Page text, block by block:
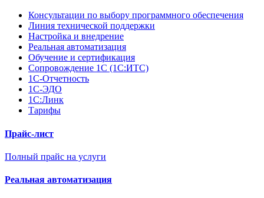
Консультации по выбору программного обеспечения
Линия технической поддержки
Настройка и внедрение
Реальная автоматизация
Обучение и сертификация
Сопровождение 1С (1С:ИТС)
1С-Отчетность
1С-ЭДО
1С:Линк
Тарифы
Прайс-лист
Полный прайс на услуги
Реальная автоматизация